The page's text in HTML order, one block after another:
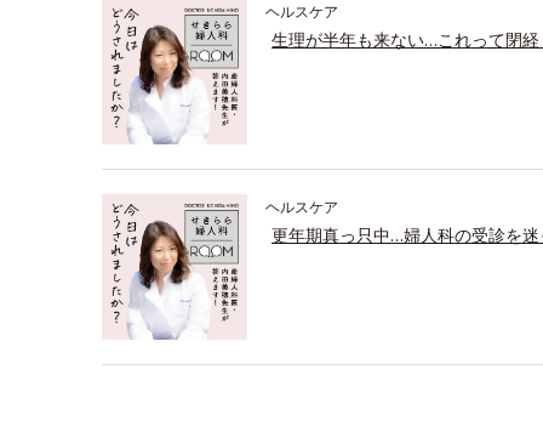
ヘルスケア
生理が半年も来ない…これって閉経
ヘルスケア
更年期真っ只中…婦人科の受診を